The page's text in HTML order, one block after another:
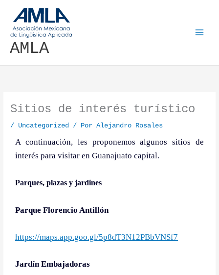
AMLA
Sitios de interés turístico
/ Uncategorized / PorAlejandro Rosales
A continuación, les proponemos algunos sitios de
interés para visitar en Guanajuato capital.
Parques, plazas y jardines
Parque Florencio Antillón
https://maps.app.goo.gl/5p8dT3N12PBbVNSf7
Jardín Embajadoras